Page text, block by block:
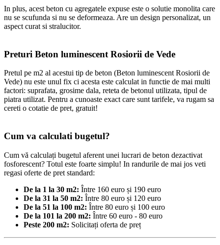
In plus, acest beton cu agregatele expuse este o solutie monolita care
nu se scufunda si nu se deformeaza. Are un design personalizat, un
aspect curat si stralucitor.
Preturi Beton luminescent Rosiorii de Vede
Pretul pe m2 al acestui tip de beton (Beton luminescent Rosiorii de
Vede) nu este unul fix ci acesta este calculat in functie de mai multi
factori: suprafata, grosime dala, reteta de betonul utilizata, tipul de
piatra utilizat. Pentru a cunoaste exact care sunt tarifele, va rugam sa
cereti o cotatie de pret, gratuit!
Cum va calculati bugetul?
Cum vă calculați bugetul aferent unei lucrari de beton dezactivat
fosforescent? Totul este foarte simplu! In randurile de mai jos veti
regasi oferte de pret standard:
De la 1 la 30 m2: Între 160 euro și 190 euro
De la 31 la 50 m2: Între 80 euro și 120 euro
De la 51 la 100 m2: Între 80 euro și 100 euro
De la 101 la 200 m2: Între 60 euro - 80 euro
Peste 200 m2: Solicitați oferta de preț